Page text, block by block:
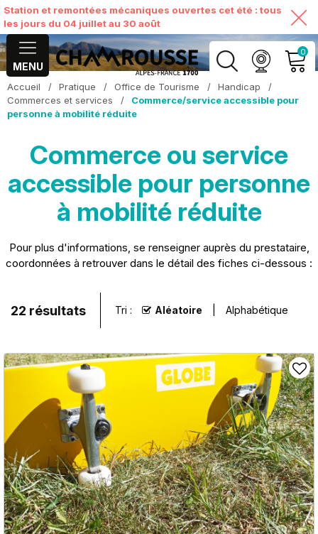
Station et remontées mécaniques ouvertes cet été : tous
les jours du 04 juillet au 30 août
MENU
0
MON COMPTE
Accueil / Pratique / Office de Tourisme / Handicap
/
Commerces et services
/
Commerce/service accessible pour
personne à mobilité réduite
Commerce ou service
accessible pour personne
à mobilité réduite
Pour plus d'informations, se renseigner auprès du prestataire,
coordonnées à retrouver dans le détail des fiches ci-dessous :
22 résultats Tri : Aléatoire Alphabétique